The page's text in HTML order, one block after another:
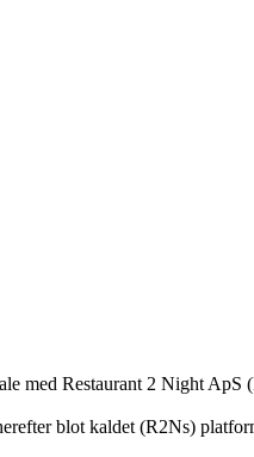
med Restaurant 2 Night ApS
blot kaldet (R2Ns)